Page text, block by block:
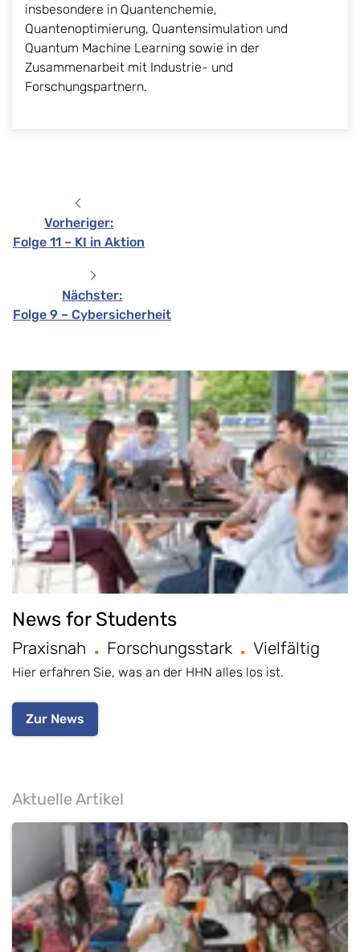
insbesondere in Quantenchemie,
Quantenoptimierung, Quantensimulation und
Quantum Machine Learning sowie in der
Zusammenarbeit mit Industrie- und
Forschungspartnern.
Vorheriger:
Folge 11 – KI in Aktion
Nächster:
Folge 9 – Cybersicherheit
News for Students
Praxisnah Forschungsstark Vielfältig
Hier erfahren Sie, was an der HHN alles los ist.
Zur News
Aktuelle Artikel